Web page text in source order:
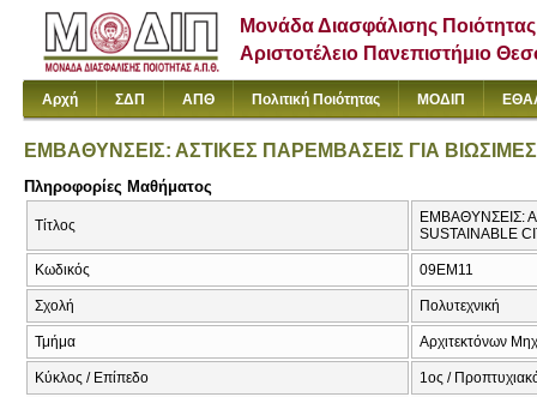
Μονάδα Διασφάλισης Ποιότητας
Αριστοτέλειο Πανεπιστήμιο
Αρχή ΣΔΠ ΑΠΘ Πολιτική Ποιότητας ΜΟΔΙΠ
ΕΜΒΑΘΥΝΣΕΙΣ: ΑΣΤΙΚΕΣ ΠΑΡΕΜΒΑΣΕΙΣ ΓΙΑ
Πληροφορίες Μαθήματος
Τίτλος
ΕΜΒΑΘΥΝΣΕΙΣ:
SUSTAINABLE
Κωδικός 09EM11
Σχολή Πολυτεχνική
Τμήμα Αρχιτεκτόνων
Κύκλος / Επίπεδο 1ος /